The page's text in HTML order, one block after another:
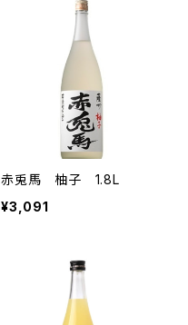
赤兎馬 柚子 1.8L
¥3,091